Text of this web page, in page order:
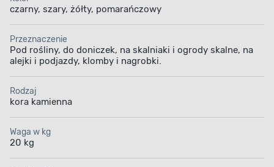
czarny, szary, żółty, pomarańczowy
Przeznaczenie
Pod rośliny, do doniczek, na skalniaki i ogrody skalne, na
alejki i podjazdy, klomby i nagrobki.
Rodzaj
kora kamienna
Waga w kg
20 kg